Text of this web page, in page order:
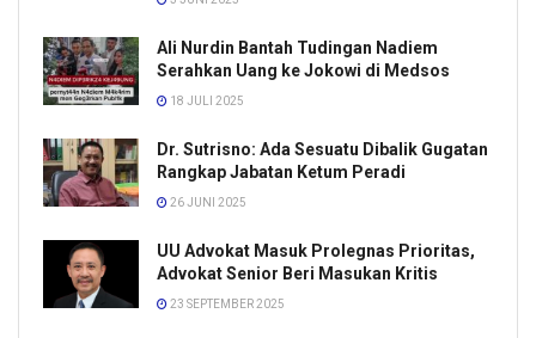
Ali Nurdin Bantah Tudingan Nadiem
Serahkan Uang ke Jokowi di Medsos
18 JULI 2025
Dr. Sutrisno: Ada Sesuatu Dibalik Gugatan
Rangkap Jabatan Ketum Peradi
26 JUNI 2025
UU Advokat Masuk Prolegnas Prioritas,
Advokat Senior Beri Masukan Kritis
23 SEPTEMBER 2025